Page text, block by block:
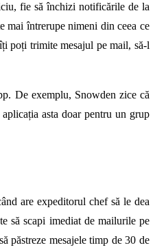
fie să închizi notificările de la
mai întrerupe nimeni din ceea ce
poți trimite mesajul pe mail, să-l
De exemplu, Snowden zice că
aplicația asta doar pentru un grup
are expeditorul chef să le dea
să scapi imediat de mailurile pe
păstreze mesajele timp de 30 de